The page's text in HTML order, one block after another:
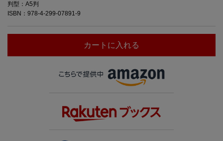
判型：A5判
ISBN：978-4-299-07891-9
カートに入れる